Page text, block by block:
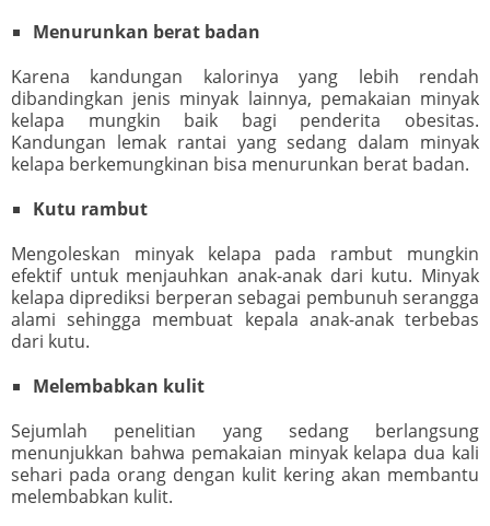
Menurunkan berat badan
Karena kandungan kalorinya yang lebih rendah
dibandingkan jenis minyak lainnya, pemakaian minyak
kelapa mungkin baik bagi penderita obesitas.
Kandungan lemak rantai yang sedang dalam minyak
kelapa berkemungkinan bisa menurunkan berat badan.
Kutu rambut
Mengoleskan minyak kelapa pada rambut mungkin
efektif untuk menjauhkan anak-anak dari kutu. Minyak
kelapa diprediksi berperan sebagai pembunuh serangga
alami sehingga membuat kepala anak-anak terbebas
dari kutu.
Melembabkan kulit
Sejumlah penelitian yang sedang berlangsung
menunjukkan bahwa pemakaian minyak kelapa dua kali
sehari pada orang dengan kulit kering akan membantu
melembabkan kulit.